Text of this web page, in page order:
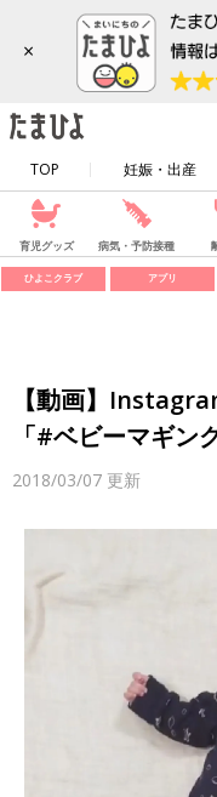
×
TOP 妊娠・出産
育児グッズ 病気・予防接種
ひよこクラブ アプリ
【動画】
「#ベビーマギン
2018/03/07 更新